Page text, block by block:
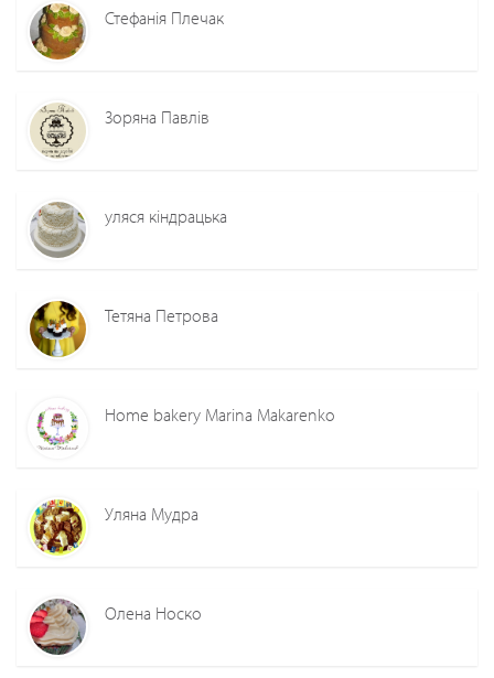
Стефанія Плечак
Зоряна Павлів
уляся кіндрацька
Тетяна Петрова
Home bakery Marina Makarenko
Уляна Мудра
Олена Носко